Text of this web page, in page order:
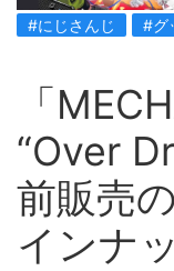
#にじさんじ #グ
「
“Over
前販売
インナ